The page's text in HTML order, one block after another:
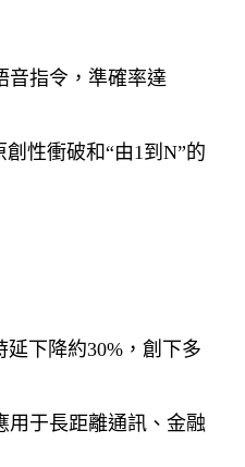
音指令，準確率達
性衝破和“由1到N”的
下降約30%，創下多
用于長距離通訊、金融